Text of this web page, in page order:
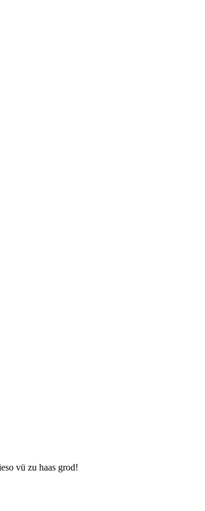
vü zu haas grod!